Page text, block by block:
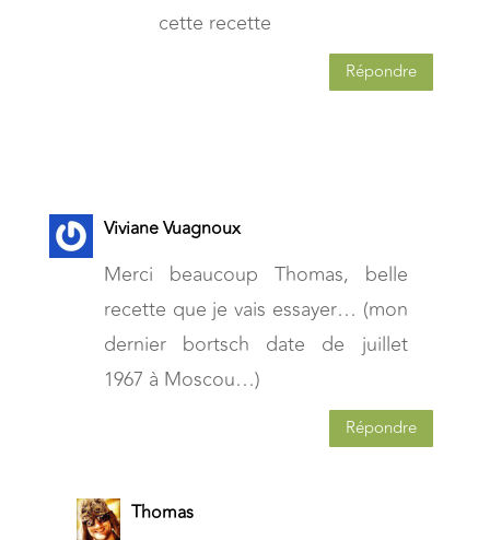
cette recette
Répondre
Viviane Vuagnoux
Merci beaucoup Thomas, belle
recette que je vais essayer… (mon
dernier bortsch date de juillet
1967 à Moscou…)
Répondre
Thomas